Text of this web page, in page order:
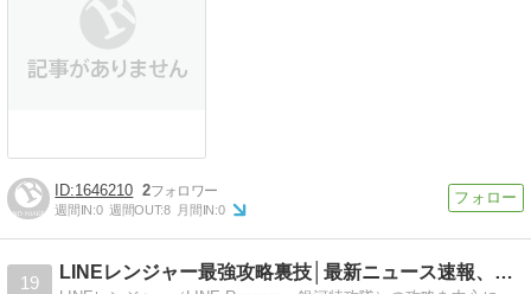
1646210 2
週間IN:0 週間OUT:8 月間IN:0
19
LINEレンジャー最強攻略裏技│最新ニュース速報、攻略まとめ